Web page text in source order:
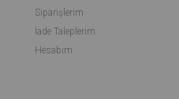
Siparişlerim
İade Taleplerim
Hesabım